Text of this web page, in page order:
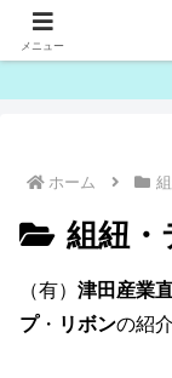
ゴム紐・平
ホーム
組紐・
（有） 津田産業
プ・ リボンの紹
メニュー